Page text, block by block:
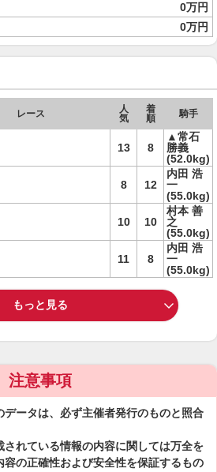
0万円
0万円
レース
人
気
着
順
騎手
13 8
▲常石
勝義
(52.0kg)
8 12
内田 浩
一
(55.0kg)
10 10
村本 善
之
(55.0kg)
11 8
内田 浩
一
(55.0kg)
もっと見る
注意事項
ータは、必ず主催者発行のものと照合
れている情報の内容に関しては万全を
の正確性および安全性を保証するもの